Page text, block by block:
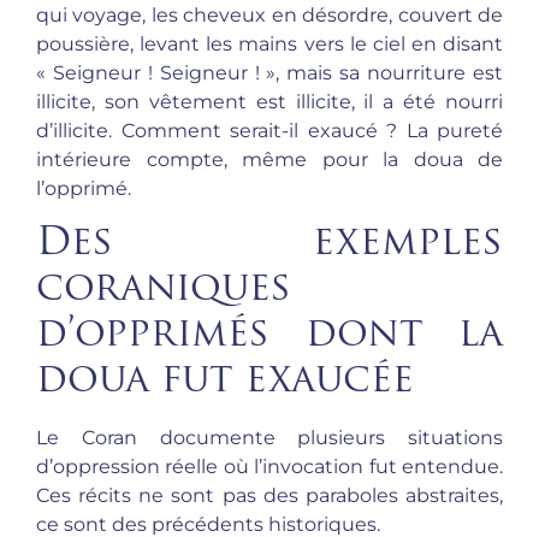
qui voyage, les cheveux en désordre, couvert de
poussière, levant les mains vers le ciel en disant
« Seigneur ! Seigneur ! », mais sa nourriture est
illicite, son vêtement est illicite, il a été nourri
d’illicite. Comment serait-il exaucé ? La pureté
intérieure compte, même pour la doua de
l’opprimé.
Des exemples
coraniques
d’opprimés dont la
doua fut exaucée
Le Coran documente plusieurs situations
d’oppression réelle où l’invocation fut entendue.
Ces récits ne sont pas des paraboles abstraites,
ce sont des précédents historiques.